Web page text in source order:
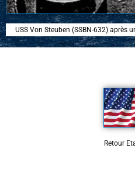
USS Von Steuben (SSBN-632) après
Retour